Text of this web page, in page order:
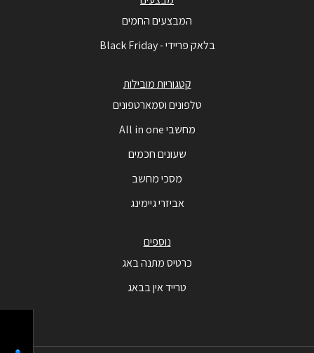
המבצעים החמים
בלאק פריידי - Black Friday
קטגוריות מובילות
טלפונים וסמארטפונים
מחשבי All in one
שעונים חכמים
מסכי מחשב
אביזרי גיימינג
נוספים
כרטיס מתנה באג
טרייד אין בבאג